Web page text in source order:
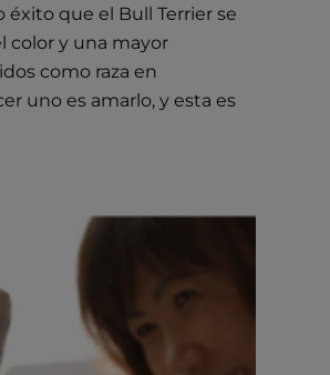
que el Bull Terrier se
color y una mayor
como raza en
uno es amarlo, y esta es